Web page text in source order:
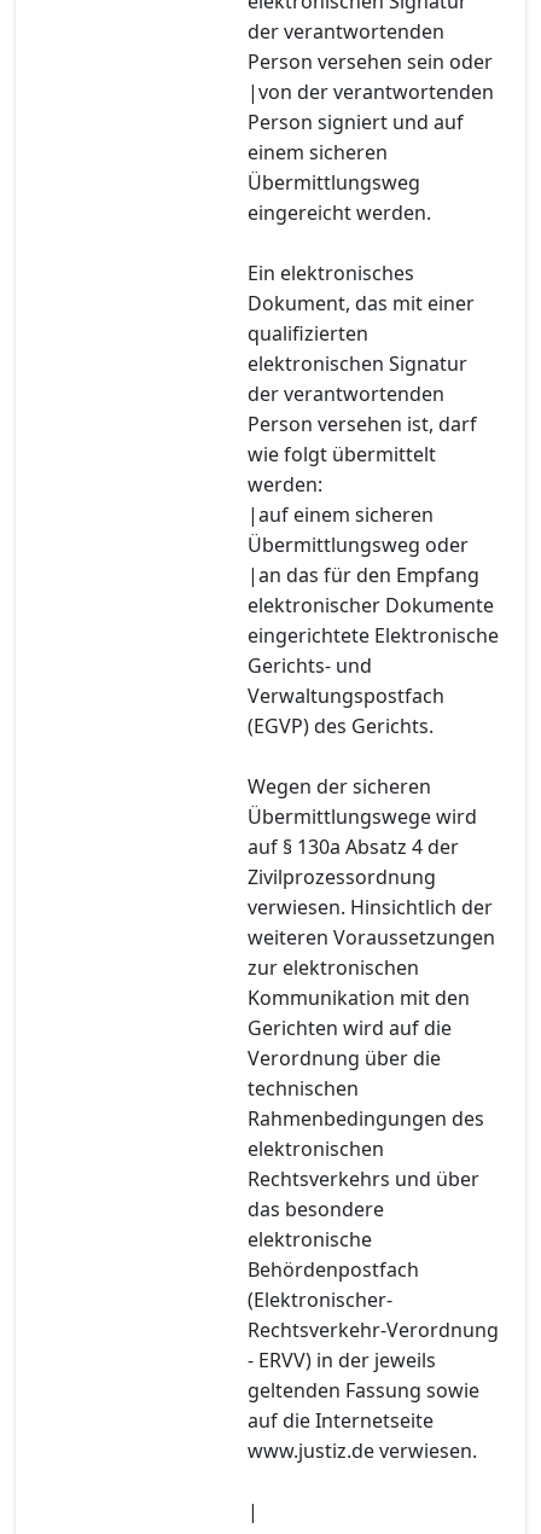
der verantwortenden
Person versehen sein oder
|von der verantwortenden
Person signiert und auf
einem sicheren
Übermittlungsweg
eingereicht werden.
Ein elektronisches
Dokument, das mit einer
qualifizierten
elektronischen Signatur
der verantwortenden
Person versehen ist, darf
wie folgt übermittelt
werden:
|auf einem sicheren
Übermittlungsweg oder
|an das für den Empfang
elektronischer Dokumente
eingerichtete Elektronische
Gerichts- und
Verwaltungspostfach
(EGVP) des Gerichts.
Wegen der sicheren
Übermittlungswege wird
auf § 130a Absatz 4 der
Zivilprozessordnung
verwiesen. Hinsichtlich der
weiteren Voraussetzungen
zur elektronischen
Kommunikation mit den
Gerichten wird auf die
Verordnung über die
technischen
Rahmenbedingungen des
elektronischen
Rechtsverkehrs und über
das besondere
elektronische
Behördenpostfach
(Elektronischer-
Rechtsverkehr-Verordnung
- ERVV) in der jeweils
geltenden Fassung sowie
auf die Internetseite
www.justiz.de verwiesen.
|